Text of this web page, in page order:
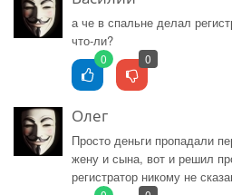
а че в спальне делал
что-ли?
0 0
Олег
Просто деньги пропадали
жену и сына, вот и решил
регистратор никому не